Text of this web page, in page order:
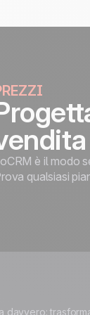
è il modo
qualsiasi
davvero: